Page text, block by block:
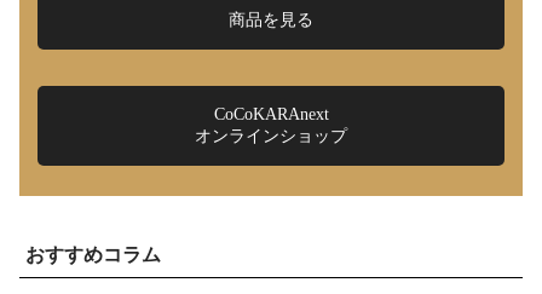
商品を見る
CoCoKARAnext
オンラインショップ
おすすめコラム